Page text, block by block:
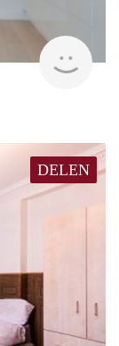
DELEN